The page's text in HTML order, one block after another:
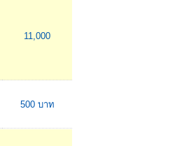
11,000
500 บาท